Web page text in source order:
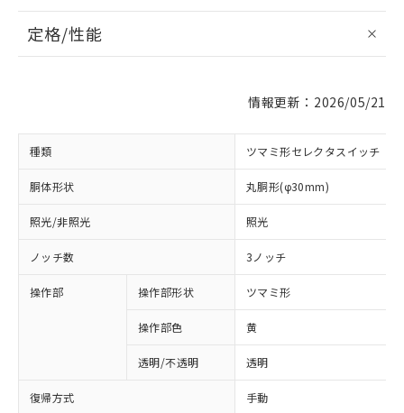
定格/性能
情報更新：2026/05/21
種類 ツマミ形セレクタスイッチ
胴体形状 丸胴形(φ30mm)
照光/非照光 照光
ノッチ数 3ノッチ
操作部 操作部形状 ツマミ形
操作部色 黄
透明/不透明 透明
復帰方式 手動